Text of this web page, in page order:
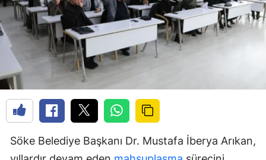
Söke Belediye Başkanı Dr. Mustafa İberya Arıkan,